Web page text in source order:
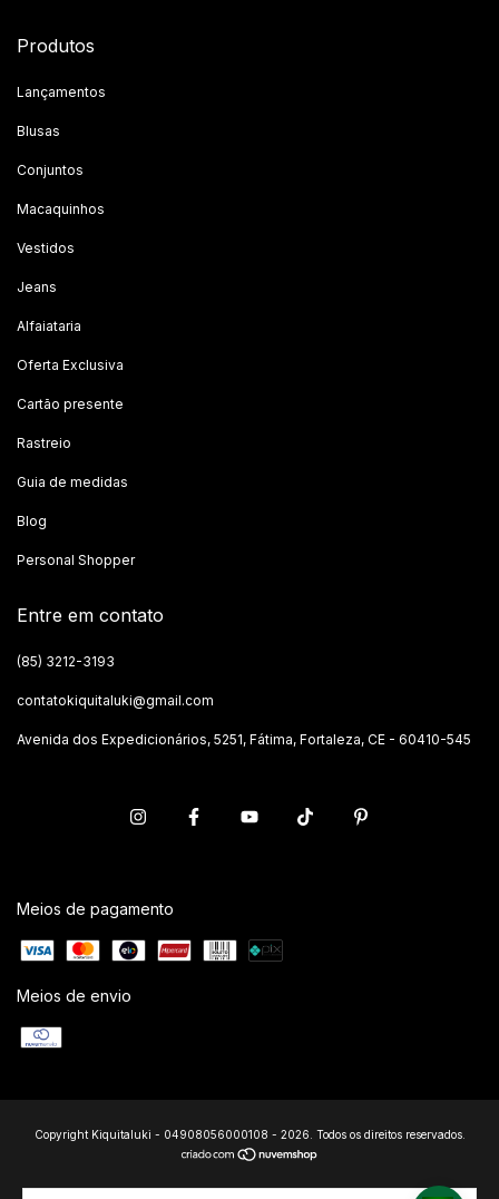
Produtos
Lançamentos
Blusas
Conjuntos
Macaquinhos
Vestidos
Jeans
Alfaiataria
Oferta Exclusiva
Cartão presente
Rastreio
Guia de medidas
Blog
Personal Shopper
Entre em contato
(85) 3212-3193
contatokiquitaluki@gmail.com
Avenida dos Expedicionários, 5251, Fátima, Fortaleza, CE - 60410-545
Meios de pagamento
Meios de envio
Copyright Kiquitaluki - 04908056000108 - 2026. Todos os direitos reservados.